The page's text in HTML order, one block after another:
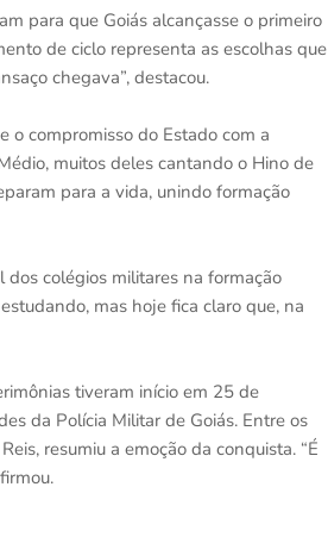
para que Goiás alcançasse o primeiro
de ciclo representa as escolhas que
chegava”, destacou.
o compromisso do Estado com a
muitos deles cantando o Hino de
para a vida, unindo formação
colégios militares na formação
mas hoje fica claro que, na
tiveram início em 25 de
da Polícia Militar de Goiás. Entre os
resumiu a emoção da conquista. “É